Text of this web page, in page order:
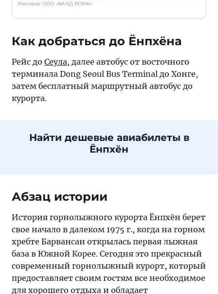
Реклама: ООО «ВАНД ВОЯЖ»
Как добраться до Ёнпхёна
Рейс до Сеула, далее автобус от восточного
терминала Dong Seoul Bus Terminal до Хонге,
затем бесплатный маршрутный автобус до
курорта.
Найти дешевые авиабилеты в
Ёнпхён
Абзац истории
История горнолыжного курорта Ёнпхён берет
свое начало в далеком 1975 г., когда на горном
хребте Барвансан открылась первая лыжная
база в Южной Корее. Сегодня это прекрасный
современный горнолыжный курорт, который
предоставляет своим гостям все необходимое
для хорошего отдыха и обладает